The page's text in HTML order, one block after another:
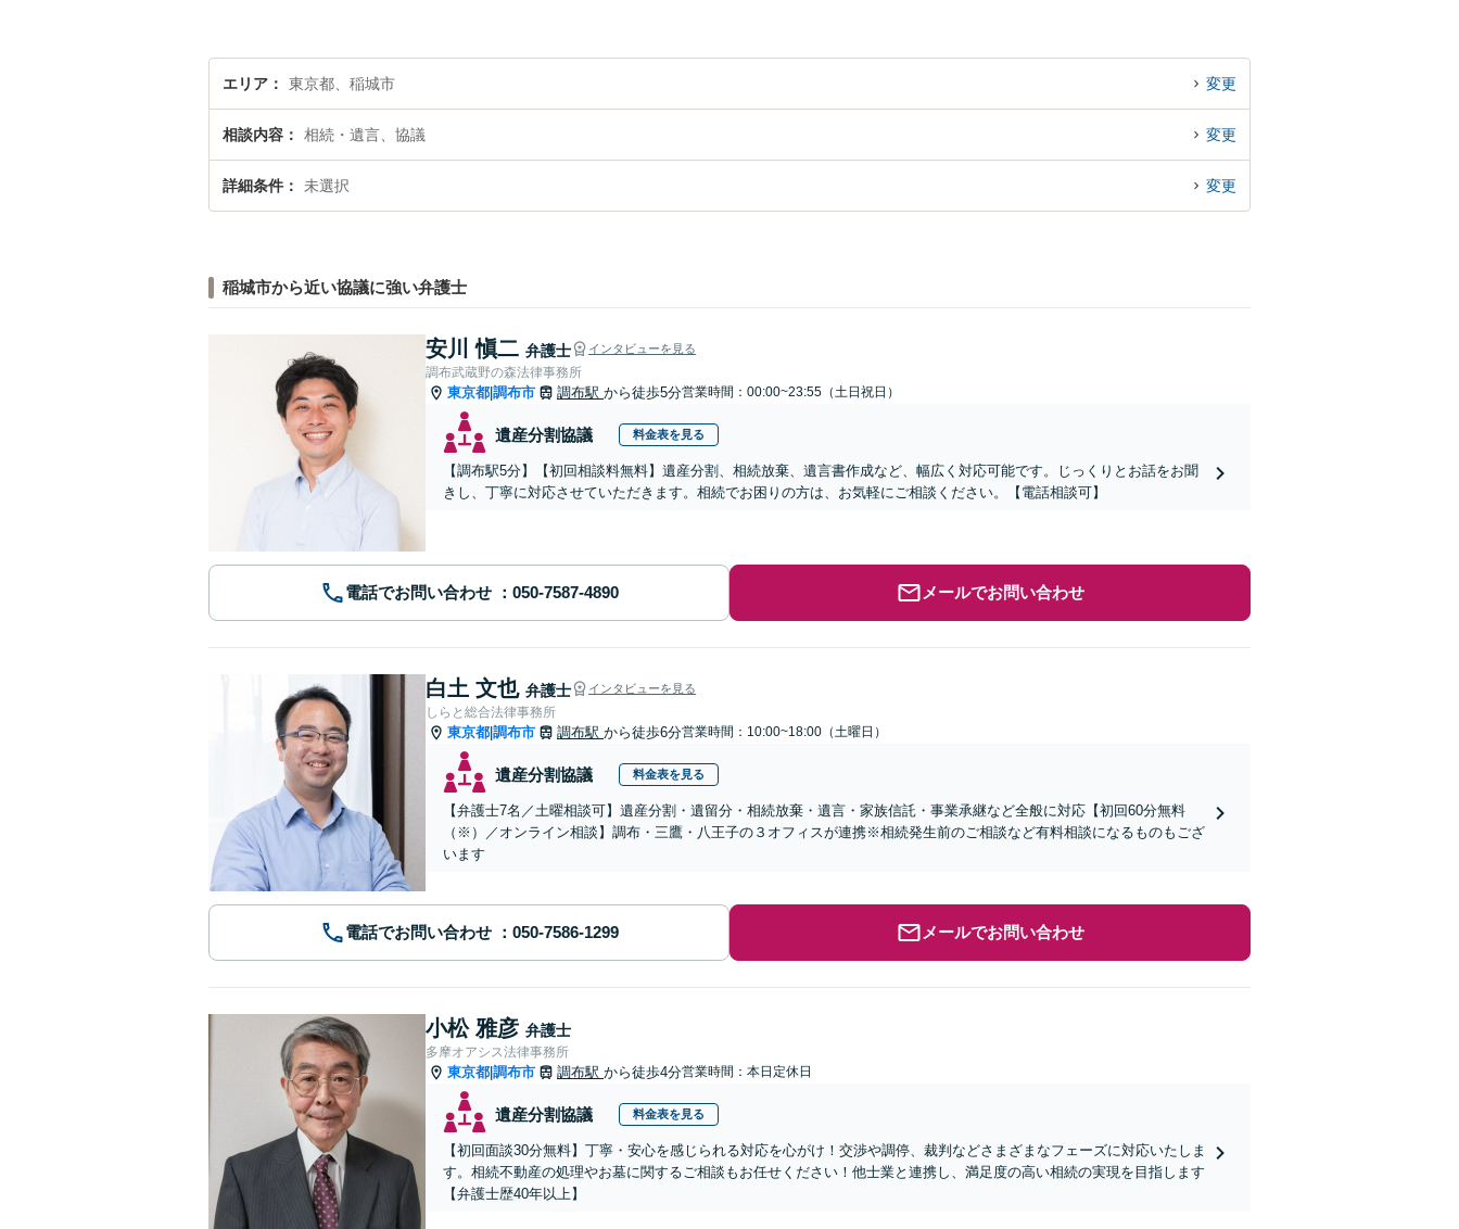
エリア 東京都、稲城市 変更
相談内容 相続・遺言、協議 変更
詳細条件 未選択 変更
稲城市から近い協議に強い弁護士
安川 愼二 弁護士 インタビューを見る
調布武蔵野の森法律事務所
東京都 調布市 調布駅 から徒歩5分営業時間：00:00~23:55（土日祝日）
遺産分割協議 料金表を見る
【調布駅5分】【初回相談料無料】遺産分割、相続放棄、遺言書作成など、幅広く対応可能です。じっくりとお話をお聞
きし、丁寧に対応させていただきます。相続でお困りの方は、お気軽にご相談ください。【電話相談可】
電話でお問い合わせ メールでお問い合わせ
白土 文也 弁護士 インタビューを見る
しらと総合法律事務所
東京都 調布市 調布駅 から徒歩6分営業時間：10:00~18:00（土曜日）
遺産分割協議 料金表を見る
【弁護士7名／土曜相談可】遺産分割・遺留分・相続放棄・遺言・家族信託・事業承継など全般に対応【初回60分無料
（※）／オンライン相談】調布・三鷹・八王子の３オフィスが連携※相続発生前のご相談など有料相談になるものもござ
います
電話でお問い合わせ メールでお問い合わせ
小松 雅彦 弁護士
多摩オアシス法律事務所
東京都 調布市 調布駅 から徒歩4分営業時間：本日定休日
遺産分割協議 料金表を見る
【初回面談30分無料】丁寧・安心を感じられる対応を心がけ！交渉や調停、裁判などさまざまなフェーズに対応いたしま
す。相続不動産の処理やお墓に関するご相談もお任せください！他士業と連携し、満足度の高い相続の実現を目指します
【弁護士歴40年以上】